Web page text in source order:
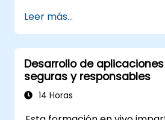
Implementar las
seguridad para la IA.
Entender el
consideraciones éticas
la IA.
Desarrollar estrategias
Leer más...
Desarrollo de aplicaciones
seguras y responsables
14 Horas